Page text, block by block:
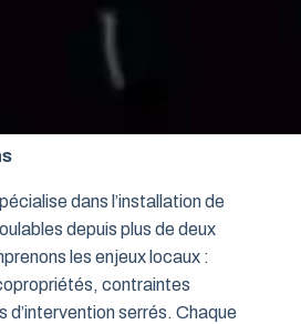
dans l’installation de
depuis plus de deux
les enjeux locaux :
contraintes
serrés. Chaque